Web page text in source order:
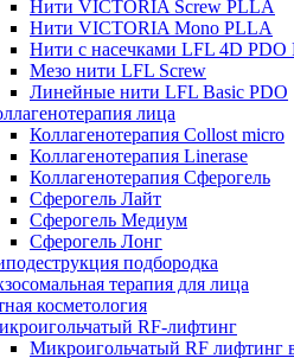
Нити VICTORIA Screw PLLA
Нити VICTORIA Mono PLLA
Нити с насечками LFL 4D PDO
Мезо нити LFL Screw
Линейные нити LFL Basic PDO
лица
Коллагенотерапия Collost micro
Коллагенотерапия Linerase
Коллагенотерапия Сферогель
Сферогель Лайт
Сферогель Медиум
Сферогель Лонг
подбородка
терапия для лица
косметология
RF-лифтинг
Микроигольчатый RF лифтинг